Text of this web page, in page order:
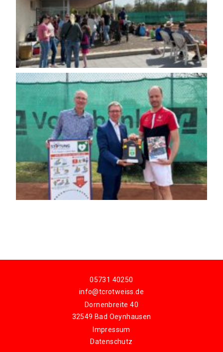
05731 40250
info@tcrotweiss.de
Dornenbreite 40
32549 Bad Oeynhausen
Impressum
Datenschutz